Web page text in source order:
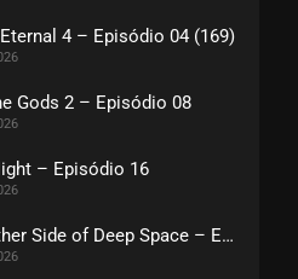
ASSISTIDO
EPISÓDIO 68 (25)
EPISÓDIO 67 (24)
4 – Episódio 04 (169)
Gods 2 – Episódio 08
– Episódio 16
The Other Side of Deep Space – Episódio 14